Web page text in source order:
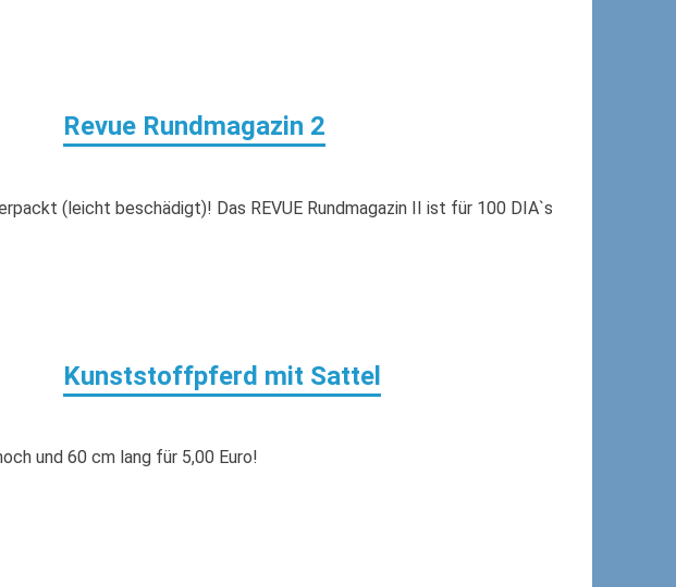
Revue Rundmagazin 2
(leicht beschädigt)! Das REVUE Rundmagazin II ist für 100 DIA`s
Kunststoffpferd mit Sattel
und 60 cm lang für 5,00 Euro!